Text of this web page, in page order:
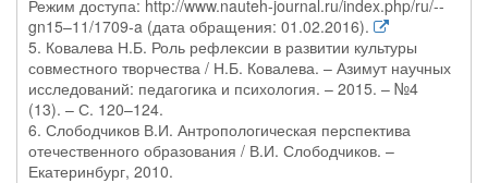
Режим доступа: http://www.nauteh-journal.ru/index.php/ru/--
gn15–11/1709-a (дата обращения: 01.02.2016).
5. Ковалева Н.Б. Роль рефлексии в развитии культуры
совместного творчества / Н.Б. Ковалева. – Азимут научных
исследований: педагогика и психология. – 2015. – №4
(13). – С. 120–124.
6. Слободчиков В.И. Антропологическая перспектива
отечественного образования / В.И. Слободчиков. –
Екатеринбург, 2010.